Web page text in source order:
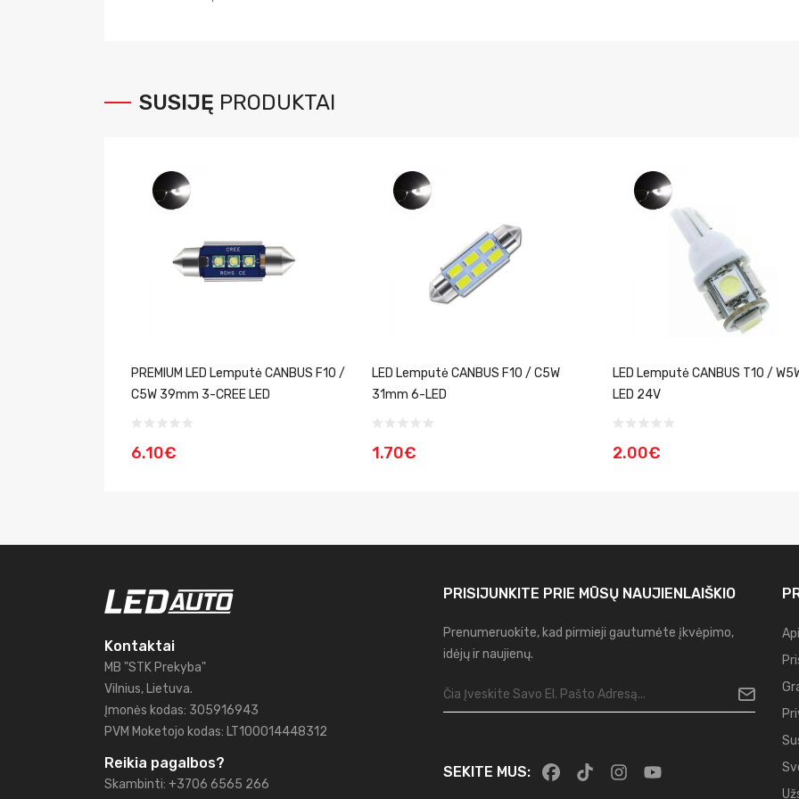
SUSIJĘ PRODUKTAI
PREMIUM LED Lemputė CANBUS F10 /
C5W 39mm 3-CREE LED
6.10€
LED Lemputė CANBUS F10 / C5W
31mm 6-LED
1.70€
LED Lemputė CANBUS T10 /
LED 24V
2.00€
Kontaktai
MB "STK Prekyba"
Vilnius, Lietuva.
Įmonės kodas: 305916943
PVM Moketojo kodas: LT100014448312
Reikia pagalbos?
Skambinti: +3706 6565 266
PRISIJUNKITE PRIE MŪSŲ NAUJIENLAIŠKIO
Prenumeruokite, kad pirmieji gautumėte įkvėpimo,
idėjų ir naujienų.
SEKITE MUS: